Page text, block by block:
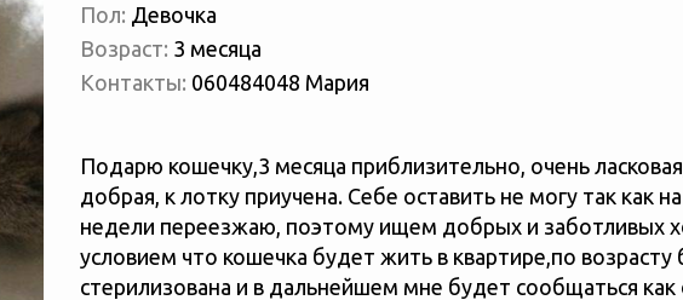
Пол: Девочка
Возраст: 3 месяца
Контакты: 060484048 Мария
Подарю кошечку,3 месяца приблизительно, очень
добрая, к лотку приучена. Себе оставить не могу так как
недели переезжаю, поэтому ищем добрых и заботливых
условием что кошечка будет жить в квартире,по возрасту
стерилизована и в дальнейшем мне будет сообщаться